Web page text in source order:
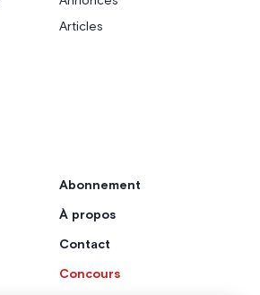
Articles
Abonnement
À propos
Contact
Concours